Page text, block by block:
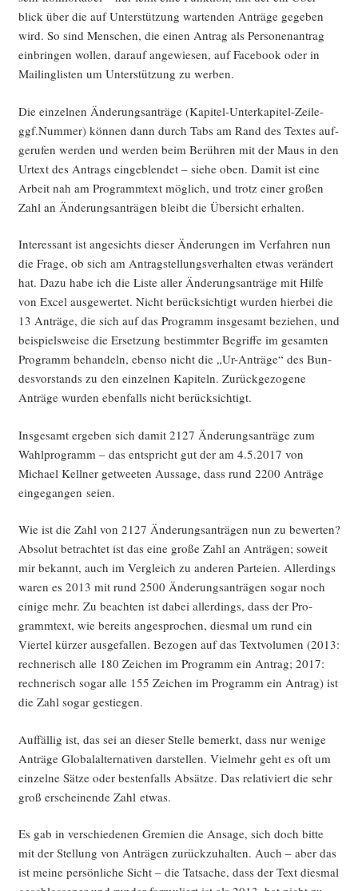
blick über die auf Unter­stüt­zung war­ten­den Anträ­ge gege­ben
wird. So sind Men­schen, die einen Antrag als Per­so­nen­an­trag
ein­brin­gen wol­len, dar­auf ange­wie­sen, auf Face­book oder in
Mai­ling­lis­ten um Unter­stüt­zung zu werben.
Die ein­zel­nen Ände­rungs­an­trä­ge (Kapitel-Unterkapitel-Zeile-
ggf.Nummer) kön­nen dann durch Tabs am Rand des Tex­tes auf­
ge­ru­fen wer­den und wer­den beim Berüh­ren mit der Maus in den
Urtext des Antrags ein­ge­blen­det – sie­he oben. Damit ist eine
Arbeit nah am Pro­gramm­text mög­lich, und trotz einer gro­ßen
Zahl an Ände­rungs­an­trä­gen bleibt die Über­sicht erhalten.
Inter­es­sant ist ange­sichts die­ser Ände­run­gen im Ver­fah­ren nun
die Fra­ge, ob sich am Antrag­stel­lungs­ver­hal­ten etwas ver­än­dert
hat. Dazu habe ich die Lis­te aller Ände­rungs­an­trä­ge mit Hil­fe
von Excel aus­ge­wer­tet. Nicht berück­sich­tigt wur­den hier­bei die
13 Anträ­ge, die sich auf das Pro­gramm ins­ge­samt bezie­hen, und
bei­spiels­wei­se die Erset­zung bestimm­ter Begrif­fe im gesam­ten
Pro­gramm behan­deln, eben­so nicht die „Ur-Anträ­ge“ des Bun­
des­vor­stands zu den ein­zel­nen Kapi­teln. Zurück­ge­zo­ge­ne
Anträ­ge wur­den eben­falls nicht berücksichtigt.
Ins­ge­samt erge­ben sich damit 2127 Ände­rungs­an­trä­ge zum
Wahl­pro­gramm – das ent­spricht gut der am 4.5.2017 von
Micha­el Kell­ner get­wee­ten Aus­sa­ge, dass rund 2200 Anträ­ge
ein­ge­gan­gen seien.
Wie ist die Zahl von 2127 Ände­rungs­an­trä­gen nun zu bewer­ten?
Abso­lut betrach­tet ist das eine gro­ße Zahl an Anträ­gen; soweit
mir bekannt, auch im Ver­gleich zu ande­ren Par­tei­en. Aller­dings
waren es 2013 mit rund 2500 Ände­rungs­an­trä­gen sogar noch
eini­ge mehr. Zu beach­ten ist dabei aller­dings, dass der Pro­
gramm­text, wie bereits ange­spro­chen, dies­mal um rund ein
Vier­tel kür­zer aus­ge­fal­len. Bezo­gen auf das Text­vo­lu­men (2013:
rech­ne­risch alle 180 Zei­chen im Pro­gramm ein Antrag; 2017:
rech­ne­risch sogar alle 155 Zei­chen im Pro­gramm ein Antrag) ist
die Zahl sogar gestiegen.
Auf­fäl­lig ist, das sei an die­ser Stel­le bemerkt, dass nur weni­ge
Anträ­ge Glo­ba­l­al­ter­na­ti­ven dar­stel­len. Viel­mehr geht es oft um
ein­zel­ne Sät­ze oder bes­ten­falls Absät­ze. Das rela­ti­viert die sehr
groß erschei­nen­de Zahl etwas.
Es gab in ver­schie­de­nen Gre­mi­en die Ansa­ge, sich doch bit­te
mit der Stel­lung von Anträ­gen zurück­zu­hal­ten. Auch – aber das
ist mei­ne per­sön­li­che Sicht – die Tat­sa­che, dass der Text dies­mal